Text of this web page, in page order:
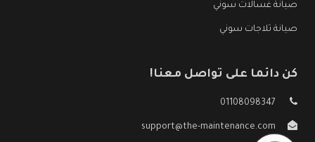
صيانة غسالات سوني
صيانة ثلاجات سوني
كن دائما على تواصل معنا!
01108098347
support@the-maintenance.com